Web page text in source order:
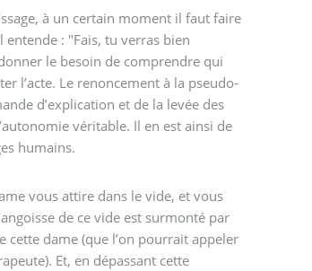
à un certain moment il faut faire
entende : "Fais, tu verras bien
le besoin de comprendre qui
l’acte. Le renoncement à la pseudo-
d’explication et de la levée des
véritable. Il en est ainsi de
humains.
vous attire dans le vide, et vous
de ce vide est surmonté par
cette dame (que l’on pourrait appeler
Et, en dépassant cette